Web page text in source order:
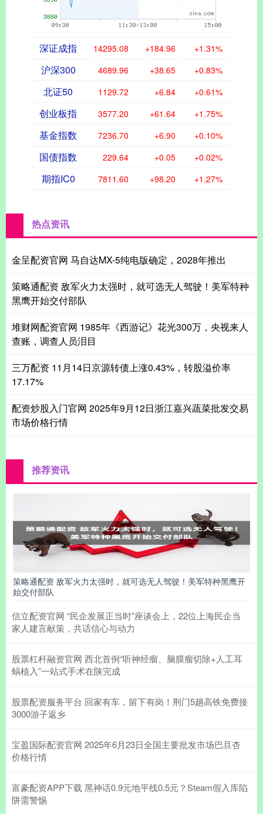
深证成指 14295.08 +184.96 +1.31%
沪深300 4689.96 +38.65 +0.83%
北证50 1129.72 +6.84 +0.61%
创业板指 3577.20 +61.64 +1.75%
基金指数 7236.70 +6.90 +0.10%
国债指数 229.64 +0.05 +0.02%
期指IC0 7811.60 +98.20 +1.27%
热点资讯
金呈配资官网 马自达MX-5纯电版确定，2028年推出
策略通配资 敌军火力太强时，就可选无人驾驶！美军特种
黑鹰开始交付部队
堆财网配资官网 1985年《西游记》花光300万，央视来人
查账，调查人员泪目
三万配资 11月14日京源转债上涨0.43%，转股溢价率
17.17%
配资炒股入门官网 2025年9月12日浙江嘉兴蔬菜批发交易
市场价格行情
推荐资讯
策略通配资 敌军火力太强时，就可选无人驾驶！美军特种黑鹰开
始交付部队
信立配资官网 “民企发展正当时”座谈会上，22位上海民企当
家人建言献策，共话信心与动力
股票杠杆融资官网 西北首例“听神经瘤、脑膜瘤切除+人工耳
蜗植入”一站式手术在陕完成
股票配资服务平台 回家有车，留下有岗！荆门5趟高铁免费接
3000游子返乡
宝盈国际配资官网 2025年6月23日全国主要批发市场巴旦杏
价格行情
富豪配资APP下载 黑神话0.9元地平线0.5元？Steam假入库陷
阱需警惕